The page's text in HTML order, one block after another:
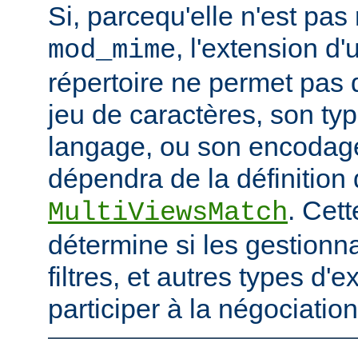
Si, parcequ'elle n'est pas
mod_mime, l'extension
répertoire ne permet pas
jeu de caractères, son
langage, ou son
dépendra de la définition
MultiViewsMatch.
détermine si les
filtres, et autres types
participer à la